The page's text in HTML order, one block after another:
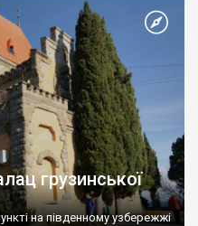
грузинської
на південному узбережжі